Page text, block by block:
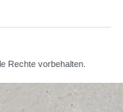
Rechte vorbehalten.